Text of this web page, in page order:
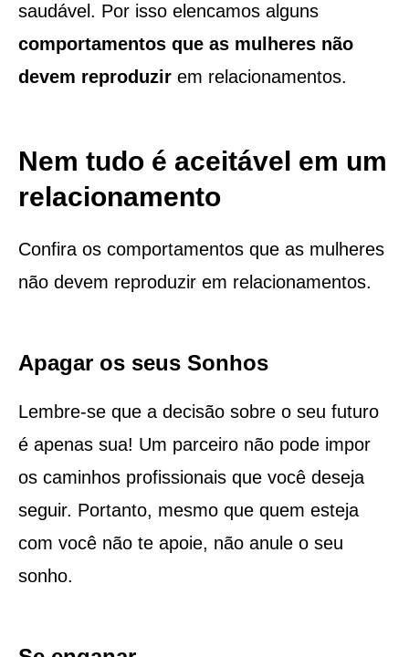
saudável. Por isso elencamos alguns
comportamentos que as mulheres não
devem reproduzir em relacionamentos.
Nem tudo é aceitável em um
relacionamento
Confira os comportamentos que as mulheres
não devem reproduzir em relacionamentos.
Apagar os seus Sonhos
Lembre-se que a decisão sobre o seu futuro
é apenas sua! Um parceiro não pode impor
os caminhos profissionais que você deseja
seguir. Portanto, mesmo que quem esteja
com você não te apoie, não anule o seu
sonho.